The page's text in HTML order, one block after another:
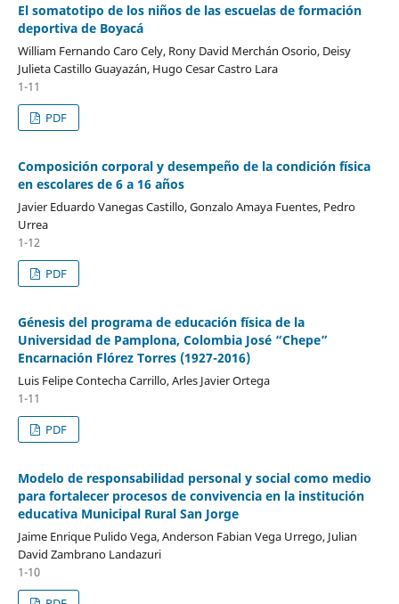
El somatotipo de los niños de las escuelas de formación
deportiva de Boyacá
William Fernando Caro Cely, Rony David Merchán Osorio, Deisy
Julieta Castillo Guayazán, Hugo Cesar Castro Lara
1-11
PDF
Composición corporal y desempeño de la condición física
en escolares de 6 a 16 años
Javier Eduardo Vanegas Castillo, Gonzalo Amaya Fuentes, Pedro
Urrea
1-12
PDF
Génesis del programa de educación física de la
Universidad de Pamplona, Colombia José “Chepe”
Encarnación Flórez Torres (1927-2016)
Luis Felipe Contecha Carrillo, Arles Javier Ortega
1-11
PDF
Modelo de responsabilidad personal y social como medio
para fortalecer procesos de convivencia en la institución
educativa Municipal Rural San Jorge
Jaime Enrique Pulido Vega, Anderson Fabian Vega Urrego, Julian
David Zambrano Landazuri
1-10